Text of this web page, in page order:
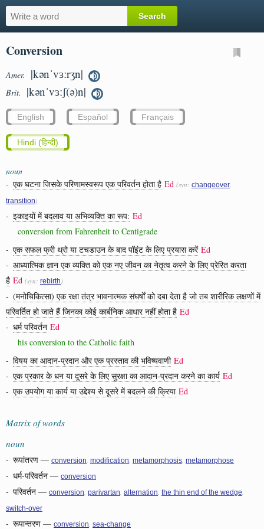
Conversion
Amer. |kənˈvɜːrʒn|
Brit. |kənˈvɜːʃ(ə)n|
English Español Français
Hindi (हिन्दी)
noun
- एक घटना जिसके परिणामस्वरूप एक परिवर्तन होता है Ed (syn: changeover
transition )
- इकाइयों में बदलाव या अभिव्यक्ति का रूप: Ed
conversion from Fahrenheit to Centigrade
- एक सफल फ्री थ्रो या टचडाउन के बाद पॉइंट के लिए प्रयास करें Ed
- आध्यात्मिक ज्ञान एक व्यक्ति को एक नए जीवन का नेतृत्व करने के लिए प्रेरित करता
है Ed (syn: rebirth )
- (मनोचिकित्सा) एक रक्षा तंत्र भावनात्मक संघर्षों को दबा देता है जो तब शारीरिक लक्षणों में
परिवर्तित हो जाते हैं जिनका कोई कार्बनिक आधार नहीं होता है Ed
- धर्म परिवर्तन Ed
his conversion to the Catholic faith
- विषय का आदान-प्रदान और एक प्रस्ताव की भविष्यवाणी Ed
- एक प्रकार के धन या दूसरे के लिए सुरक्षा का आदान-प्रदान करने का कार्य Ed
- एक उपयोग या कार्य या उद्देश्य से दूसरे में बदलने की क्रिया Ed
Matrix of words
noun
- रूपांतरण — conversion modification metamorphosis metamorphose
- धर्म-परिवर्तन — conversion
- परिवर्तन — conversion parivartan alternation the thin end of the wedge
switch-over
- रूपान्तरण — conversion sea-change